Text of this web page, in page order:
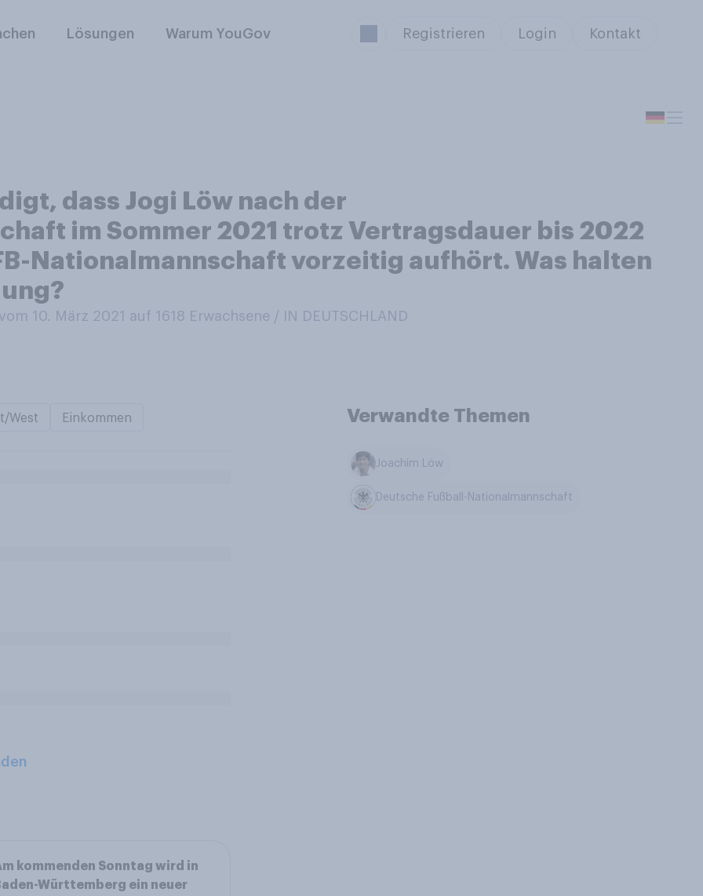
Lösungen Warum YouGov Registrieren Login Kontakt
dass Jogi Löw nach der
im Sommer 2021 trotz Vertragsdauer bis 2022
Nationalmannschaft vorzeitig aufhört. Was halten
10. März 2021 auf 1618 Erwachsene / IN DEUTSCHLAND
West Einkommen Verwandte Themen
Joachim Löw
Deutsche Fußball-Nationalmannschaft
kommenden Sonntag wird in
Württemberg ein neuer